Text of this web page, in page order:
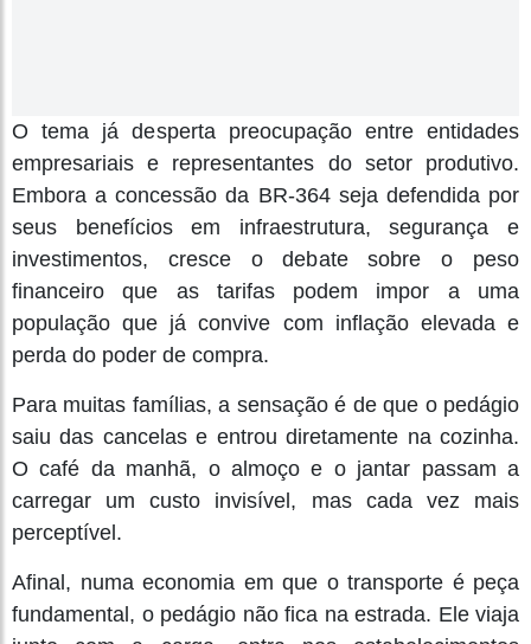
O tema já desperta preocupação entre entidades
empresariais e representantes do setor produtivo.
Embora a concessão da BR-364 seja defendida por
seus benefícios em infraestrutura, segurança e
investimentos, cresce o debate sobre o peso
financeiro que as tarifas podem impor a uma
população que já convive com inflação elevada e
perda do poder de compra.
Para muitas famílias, a sensação é de que o pedágio
saiu das cancelas e entrou diretamente na cozinha.
O café da manhã, o almoço e o jantar passam a
carregar um custo invisível, mas cada vez mais
perceptível.
Afinal, numa economia em que o transporte é peça
fundamental, o pedágio não fica na estrada. Ele viaja